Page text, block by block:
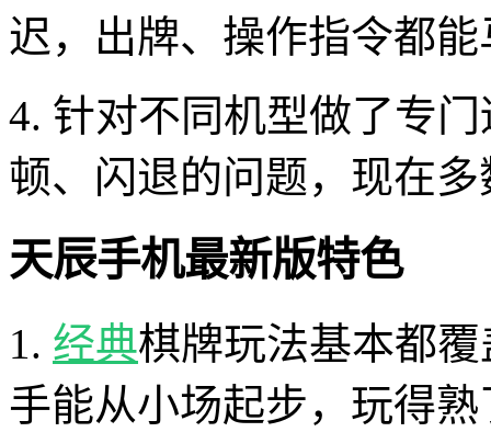
迟，出牌、操作指令都
4. 针对不同机型做了专
顿、闪退的问题，现在
天辰手机最新版特色
1. 经典棋牌玩法基本都
手能从小场起步，玩得